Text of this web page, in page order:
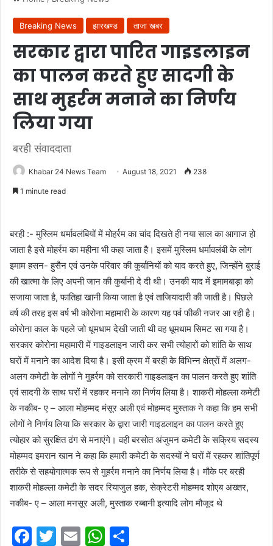
Breaking News झारखण्ड ताजा खबर
सरकार द्वारा पारित गाइडलाइन
का पालन करते हुए सादगी के
साथ मुहर्रम मनाने का निर्णय
लिया गया
बरही संवाददाता
Khabar 24 News Team August 18, 2021 238
1 minute read
बरही :- मुस्लिम धर्मावलंबियों में मोहर्रम का चांद दिखते ही नया साल का आगाज हो
जाता है इसे मोहर्रम का महीना भी कहा जाता है। इसमें मुस्लिम धर्मावलंबी के लोग
इमाम हसन- हुसैन एवं उनके परिवार की कुर्बानियों को याद करते हुए, जिन्होंने बुराई
की खात्मा के लिए अपनी जान की कुर्बानी दे दी थी। उनकी याद में इमामबाड़ा को
सजाया जाता है, फातिहा खानी किया जाता है एवं ताजियादारी की जाती है। पिछले
वर्ष की तरह इस वर्ष भी कोरोना महामारी के कारण यह पर्व फीकी नजर आ रही है।
कोरोना काल के पहले जो धूमधाम देखी जाती थी वह धूमधाम सिमट सा गया है।
सरकार कोरोना महामारी में गाइडलाइन जारी कर सभी त्योहारों को शांति के साथ
घरों में मनाने का आदेश दिया है। इसी क्रम में बरही के विभिन्न क्षेत्रों में अलग-
अलग कमेटी के लोगों ने मुहर्रम को सरकारी गाइडलाइन का पालन करते हुए शांति
एवं सादगी के साथ घरों में रहकर मनाने का निर्णय लिया है। शाकरी मोहल्ला कमेटी
के नकीब- ए – आला मोहम्मद मंसूर अली एवं मोहम्मद मुस्ताक ने कहा कि हम सभी
लोगों ने निर्णय लिया कि सरकार के द्वारा जारी गाइडलाइन का पालन करते हुए
त्योहार को सुरक्षित ढंग से मनाएंगे। वही बरसोत अंजुमन कमेटी के सक्रिय सदस्य
मोहम्मद इमरान खान ने कहा कि हमारी कमेटी के सदस्यों ने घरों में रहकर शांतिपूर्ण
तरीके से सहयोगात्मक रूप से मुहर्रम मनाने का निर्णय लिया है। मौके पर बरही
शाकरी मोहल्ला कमेटी के सदर रियाजुल हक, सेक्रेटरी मोहम्मद शोएब अख्तर,
नकीब- ए – आला मनसूर अली, मुस्ताक रब्बानी इत्यादि लोग मौजूद थे
F
T
E
W